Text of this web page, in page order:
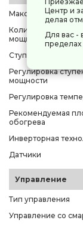
Максимальная
Количество
мощности
Ступени мощности
Регулировка
мощности
Регулировка
Рекомендуемая
обогрева
Инверторная
Датчики
Управление
Тип управления
Управление со
Центр и
делая
Для вас -
пределах